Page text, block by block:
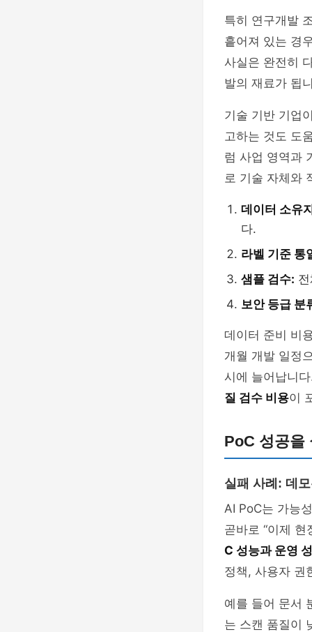
특히 연구개발
흩어져 있는 경
사실은 완전히
발의 재료가 됩
기술 기반 기업
고하는 것도 도
럼 사업 영역과
로 기술 자체와
데이터 소유
다.
라벨 기준 통
샘플 검수:
보안 등급 분
데이터 준비 비
개월 개발 일정
시에 늘어납니
질 검수 비용이
PoC 성공을
실패 사례: 데
AI PoC는 가능
곧바로 “이제
C 성능과 운영
정책, 사용자 권
예를 들어 문서
는 스캔 품질이